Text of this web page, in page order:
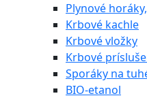
Plynové
Krbové kachle
Krbové vložky
Krbové
Sporáky na
BIO-etanol